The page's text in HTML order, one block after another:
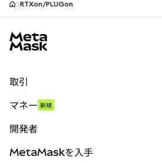
RTXon/PLUGon
取引
パーペチュアル
RWA
マネー 新規
開発者
MetaMaskを入手